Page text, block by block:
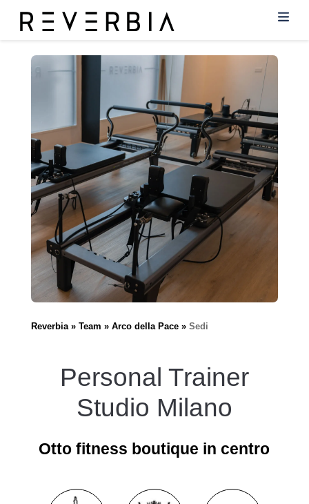
Reverbia Team Arco della Pace Sedi
Personal Trainer
Studio Milano
Otto fitness boutique in centro